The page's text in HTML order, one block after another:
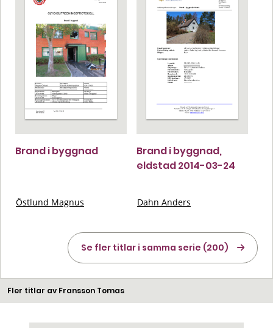
Brand i byggnad
Östlund Magnus
Brand i byggnad,
eldstad 2014-03-24
Dahn Anders
Se fler titlar i samma serie (200)
Fler titlar av Fransson Tomas